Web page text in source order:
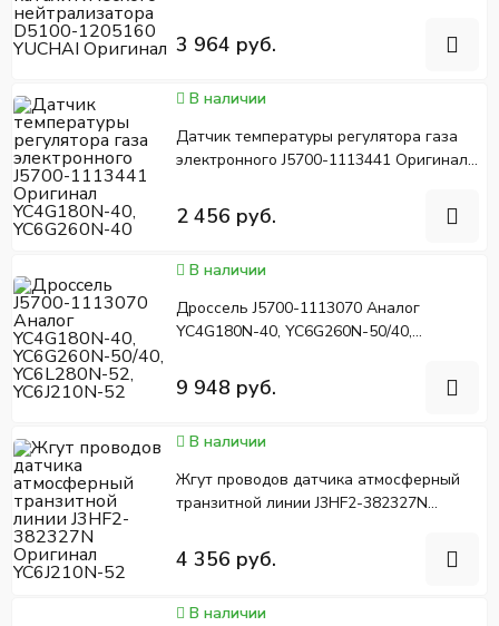
3 964 руб.
В наличии
Датчик температуры регулятора газа
электронного J5700-1113441 Оригинал
2 456 руб.
В наличии
Дросcель J5700-1113070 Аналог
YC4G180N-40, YC6G260N-50/40,
9 948 руб.
В наличии
Жгут проводов датчика атмосферный
транзитной линии J3HF2-382327N
4 356 руб.
В наличии